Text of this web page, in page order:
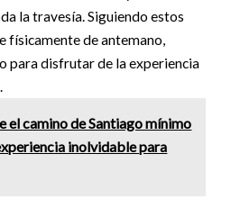
la travesía. Siguiendo estos
físicamente de antemano,
para disfrutar de la experiencia
el camino de Santiago mínimo
inolvidable para